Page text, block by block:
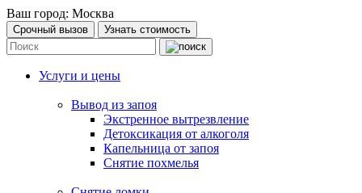
Ваш город: Москва
Срочный вызов Узнать стоимость
Услуги и цены
Вывод из запоя
Экстренное вытрезвление
Детоксикация от алкоголя
Капельница от запоя
Снятие похмелья